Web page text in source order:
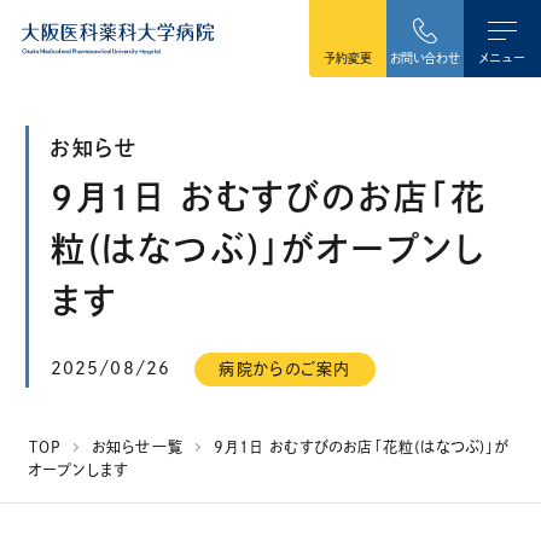
予約変更 お問い合わせ メニュー
お知らせ
9月1日 おむすびのお店「花
粒(はなつぶ)」がオープンし
ます
2025/08/26 病院からのご案内
TOP お知らせ一覧
9月1日 おむすびのお店「花粒(はなつぶ)」が
オープンします